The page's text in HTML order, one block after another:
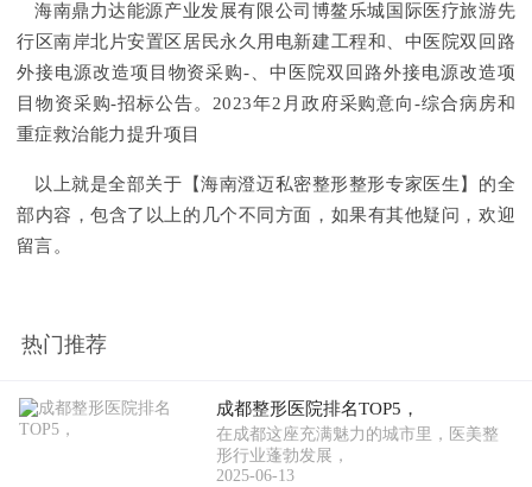
海南鼎力达能源产业发展有限公司博鳌乐城国际医疗旅游先
行区南岸北片安置区居民永久用电新建工程和、中医院双回路
外接电源改造项目物资采购-、中医院双回路外接电源改造项
目物资采购-招标公告。2023年2月政府采购意向-综合病房和
重症救治能力提升项目
以上就是全部关于【海南澄迈私密整形整形专家医生】的全
部内容，包含了以上的几个不同方面，如果有其他疑问，欢迎
留言。
热门推荐
成都整形医院排名TOP5，
在成都这座充满魅力的城市里，医美整
形行业蓬勃发展，
2025-06-13